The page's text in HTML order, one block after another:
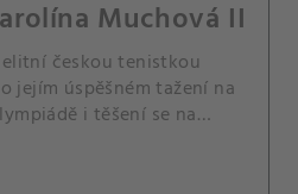
Muchová II
českou tenistkou
jejím úspěšném tažení na
i těšení se na